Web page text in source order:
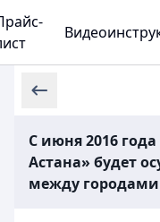
С июня 2016
Астана» будет
между